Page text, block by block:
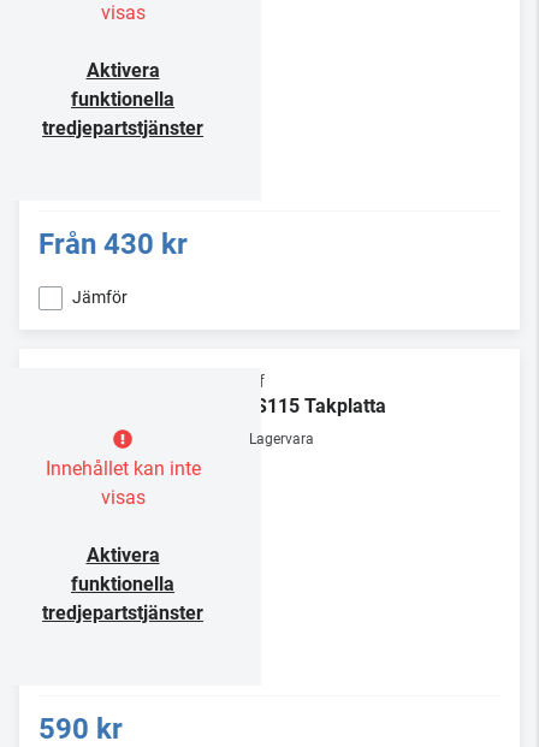
visas
Aktivera
funktionella
tredjepartstjänster
Från 430 kr
Jämför
Innehållet kan inte
visas
Aktivera
funktionella
tredjepartstjänster
Chief
CMS115 Takplatta
Lagervara
590 kr